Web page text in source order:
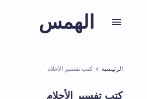
الهمس
الرئيسية كتب تفسير الأحلام
كتب تفسير الأحلام